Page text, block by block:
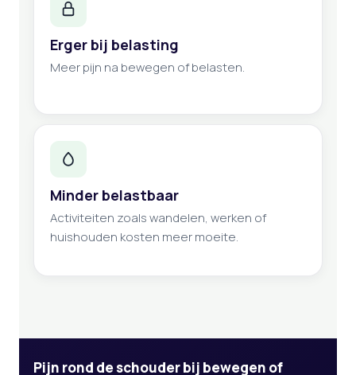
Erger bij belasting
Meer pijn na bewegen of belasten.
Minder belastbaar
Activiteiten zoals wandelen, werken of
huishouden kosten meer moeite.
Pijn rond de schouder bij bewegen of